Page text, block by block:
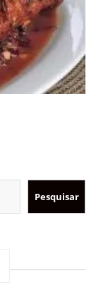
Pesquisar